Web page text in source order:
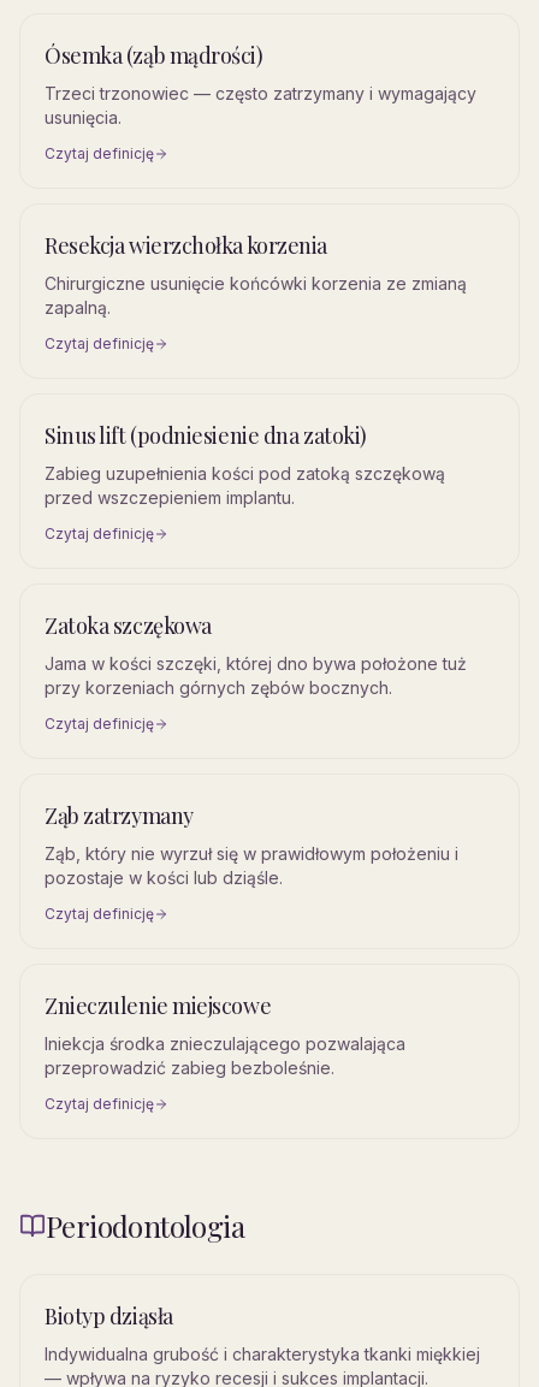
Ósemka (ząb mądrości)
Trzeci trzonowiec — często zatrzymany i wymagający
usunięcia.
Czytaj definicję
Resekcja wierzchołka korzenia
Chirurgiczne usunięcie końcówki korzenia ze zmianą
zapalną.
Czytaj definicję
Sinus lift (podniesienie dna zatoki)
Zabieg uzupełnienia kości pod zatoką szczękową
przed wszczepieniem implantu.
Czytaj definicję
Zatoka szczękowa
Jama w kości szczęki, której dno bywa położone tuż
przy korzeniach górnych zębów bocznych.
Czytaj definicję
Ząb zatrzymany
Ząb, który nie wyrzuł się w prawidłowym położeniu i
pozostaje w kości lub dziąśle.
Czytaj definicję
Znieczulenie miejscowe
Iniekcja środka znieczulającego pozwalająca
przeprowadzić zabieg bezboleśnie.
Czytaj definicję
Periodontologia
Biotyp dziąsła
Indywidualna grubość i charakterystyka tkanki miękkiej
— wpływa na ryzyko recesji i sukces implantacji.